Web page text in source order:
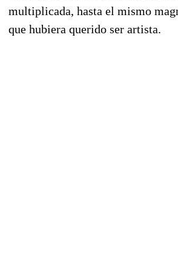
multiplicada, hasta el mismo
que hubiera querido ser artista.